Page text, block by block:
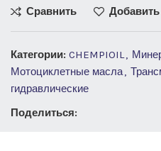
Сравнить
Категории: CHEMPIOIL,
Мотоциклетные масла,
гидравлические
Поделиться: